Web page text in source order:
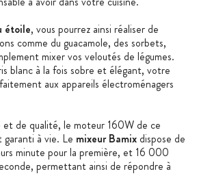
étoile, vous pourrez ainsi réaliser de
comme du guacamole, des sorbets,
mixer vos veloutés de légumes.
blanc à la fois sobre et élégant, votre
aux appareils électroménagers
et de qualité, le moteur 160W de ce
garanti à vie. Le mixeur Bamix dispose de
minute pour la première, et 16 000
permettant ainsi de répondre à